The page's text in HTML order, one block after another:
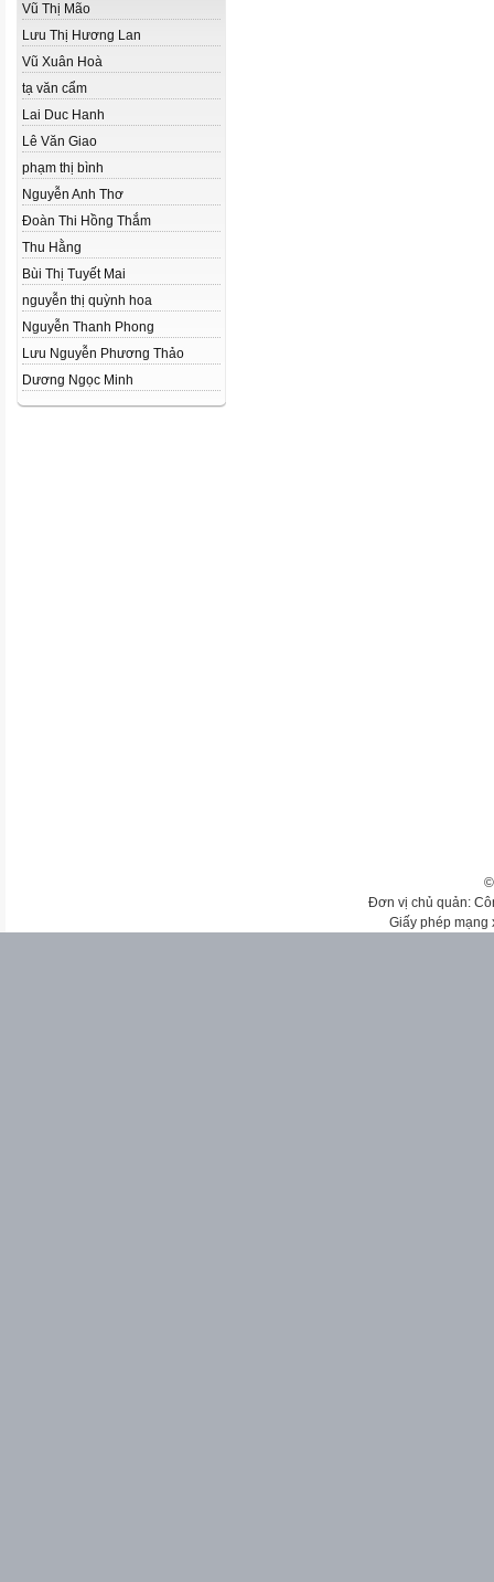
Vũ Thị Mão
Lưu Thị Hương Lan
Vũ Xuân Hoà
tạ văn cẩm
Lai Duc Hanh
Lê Văn Giao
phạm thị bình
Nguyễn Anh Thơ
Đoàn Thi Hồng Thắm
Thu Hằng
Bùi Thị Tuyết Mai
nguyễn thị quỳnh hoa
Nguyễn Thanh Phong
Lưu Nguyễn Phương Thảo
Dương Ngọc Minh
Đơn vị chủ quản:
Giấy phép mạng